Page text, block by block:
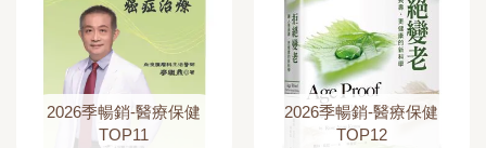
2026季暢銷-醫療保健
TOP11
2026季暢銷-醫療保健
TOP12